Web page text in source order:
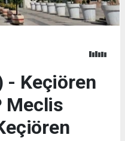
- Keçiören
Meclis